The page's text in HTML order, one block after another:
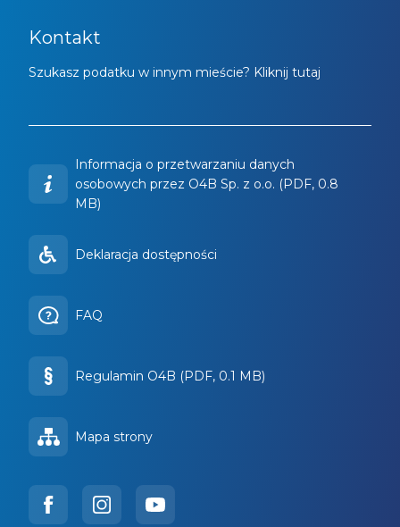
Kontakt
Szukasz podatku w innym mieście? Kliknij tutaj
Informacja o przetwarzaniu danych
osobowych przez O4B Sp. z o.o. (PDF, 0.8
MB)
Deklaracja dostępności
FAQ
Regulamin O4B (PDF, 0.1 MB)
Mapa strony